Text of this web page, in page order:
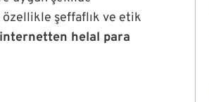
özellikle şeffaflık ve etik
internetten helal para